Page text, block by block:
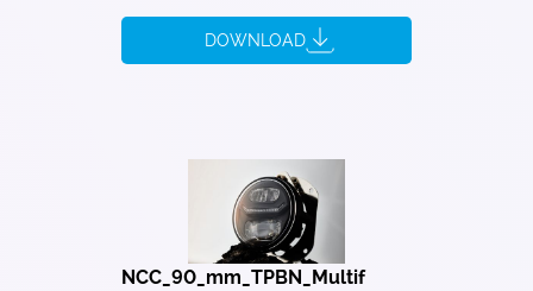
DOWNLOAD
NCC_90_mm_TPBN_Multif